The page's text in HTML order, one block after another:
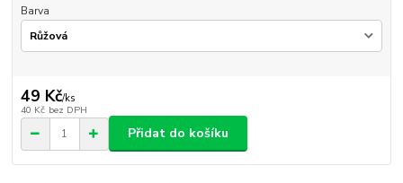
Barva
49 Kč/ks
40 Kč bez DPH
Přidat do košíku